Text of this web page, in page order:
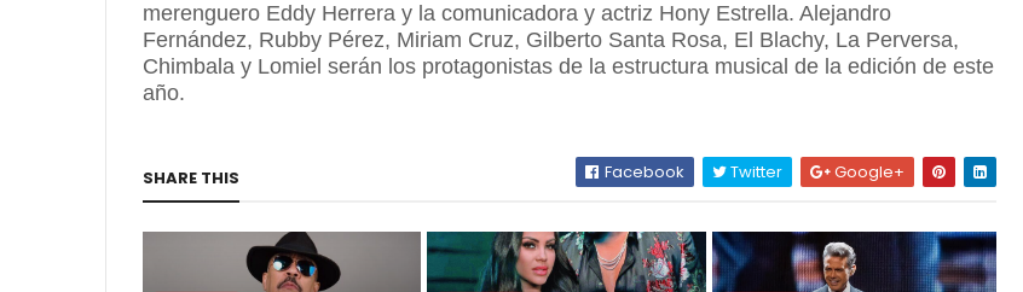
merenguero Eddy Herrera y la comunicadora y actriz Hony Estrella. Alejandro
Fernández, Rubby Pérez, Miriam Cruz, Gilberto Santa Rosa, El Blachy, La Perversa,
Chimbala y Lomiel serán los protagonistas de la estructura musical de la edición de este
año.
SHARE THIS Facebook Twitter Google+